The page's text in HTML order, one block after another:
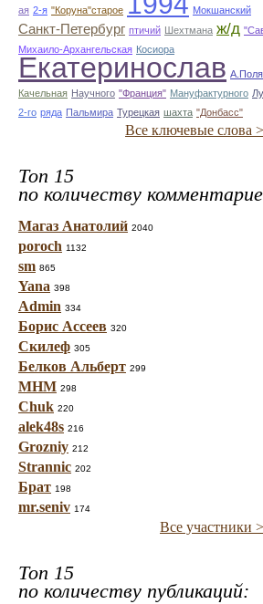
ая 2-я "Коруна"старое Мокшанский
Санкт-Петербург птичий Шехтмана ж/д
Михаило-Архангельская Косиора
Екатеринослав А.Поля
Качельная Научного "Франция" Мануфактурного
2-го ряда Пальмира Турецкая шахта "Донбасс"
Все ключевые слова
Топ 15
по количеству
Магаз Анатолий 2040
poroch 1132
sm 865
Yana 398
Admin 334
Борис Ассеев 320
Скилеф 305
Белков Альберт 299
МНМ 298
Chuk 220
alek48s 216
Grozniy 212
Strannic 202
Брат 198
mr.seniv 174
Все участники
Топ 15
по количеству публикаций: